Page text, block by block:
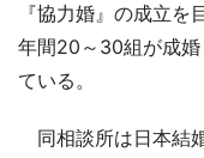
『協力婚』の成立
年間20～30組が成
ている。
同相談所は日本結